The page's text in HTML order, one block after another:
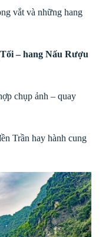
vắt và những hang
– hang Nấu Rượu
chụp ảnh – quay
Trần hay hành cung